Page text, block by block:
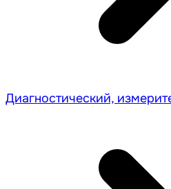
Диагностический,